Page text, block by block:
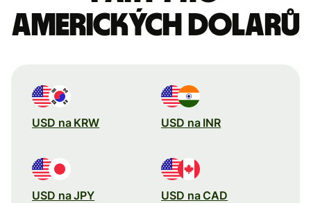
amerických dolarů
USD na KRW USD na INR
USD na JPY USD na CAD